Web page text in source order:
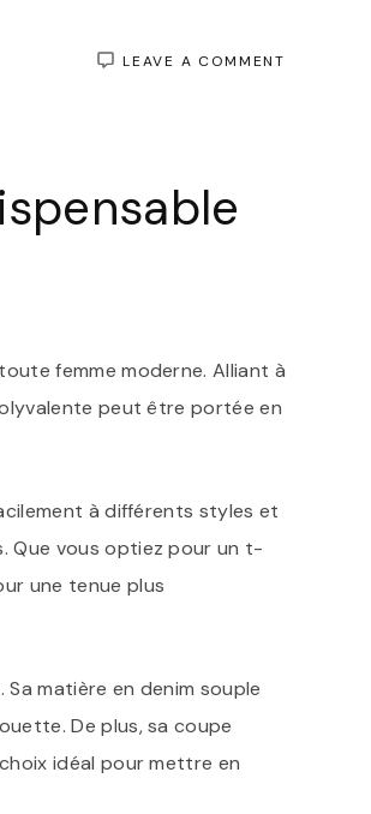
LEAVE A COMMENT
femme moderne. Alliant à
peut être portée en
à différents styles et
Que vous optiez pour un t-
une tenue plus
matière en denim souple
De plus, sa coupe
idéal pour mettre en